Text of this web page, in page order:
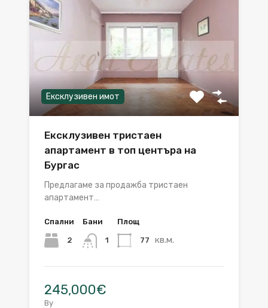
Ексклузивен имот
Ексклузивен тристаен
апартамент в топ центъра на
Бургас
Предлагаме за продажба тристаен
апартамент…
Спални
2
Бани
1
Площ
77 кв.м.
245,000€
By